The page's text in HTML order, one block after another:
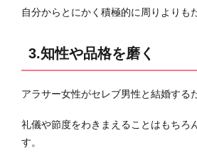
れ
も
の
を
つ
自分からとにかく積極的に周りよりも
3.知性や品格を磨く
アラサー女性がセレブ男性と結婚する
礼儀や節度をわきまえることはもちろ
す。